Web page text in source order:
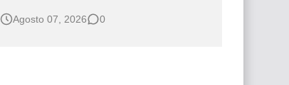
Subasta del Instituto Neymar Jr., uno de
Agosto 07, 2026 0